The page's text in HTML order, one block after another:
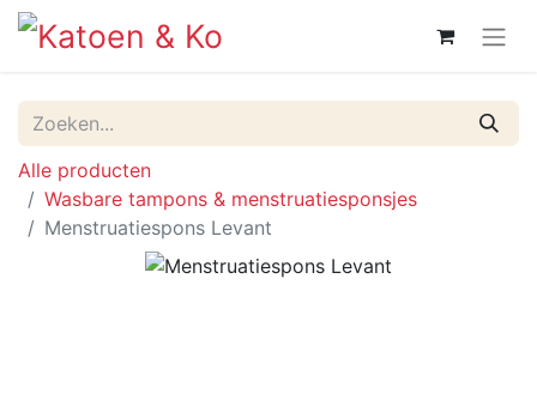
Alle producten
Wasbare tampons & menstruatiesponsjes
Menstruatiespons Levant